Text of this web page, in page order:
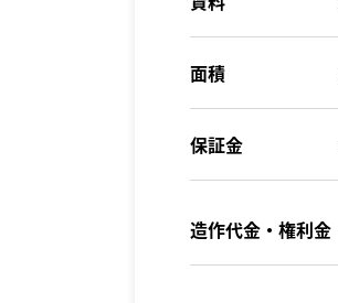
面積
保証金
造作代金・権利金